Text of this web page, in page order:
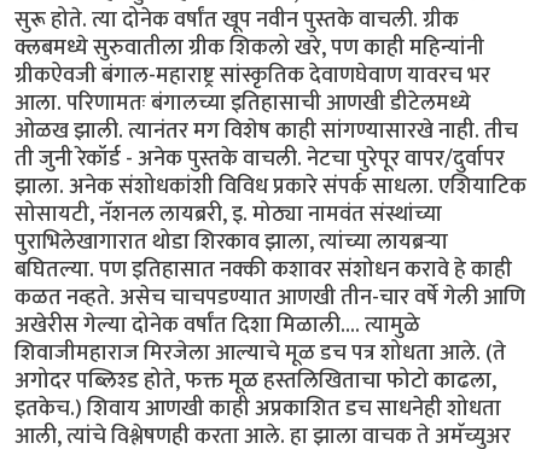
सुरू होते. त्या दोनेक वर्षांत खूप नवीन पुस्तके वाचली. ग्रीक
क्लबमध्ये सुरुवातीला ग्रीक शिकलो खरे, पण काही महिन्यांनी
ग्रीकऐवजी बंगाल-महाराष्ट्र सांस्कृतिक देवाणघेवाण यावरच भर
आला. परिणामतः बंगालच्या इतिहासाची आणखी डीटेलमध्ये
ओळख झाली. त्यानंतर मग विशेष काही सांगण्यासारखे नाही. तीच
ती जुनी रेकॉर्ड - अनेक पुस्तके वाचली. नेटचा पुरेपूर वापर/दुर्वापर
झाला. अनेक संशोधकांशी विविध प्रकारे संपर्क साधला. एशियाटिक
सोसायटी, नॅशनल लायब्ररी, इ. मोठ्या नामवंत संस्थांच्या
पुराभिलेखागारात थोडा शिरकाव झाला, त्यांच्या लायब्रर्‍या
बघितल्या. पण इतिहासात नक्की कशावर संशोधन करावे हे काही
कळत नव्हते. असेच चाचपडण्यात आणखी तीन-चार वर्षे गेली आणि
अखेरीस गेल्या दोनेक वर्षांत दिशा मिळाली.... त्यामुळे
शिवाजीमहाराज मिरजेला आल्याचे मूळ डच पत्र शोधता आले. (ते
अगोदर पब्लिश्ड होते, फक्त मूळ हस्तलिखिताचा फोटो काढला,
इतकेच.) शिवाय आणखी काही अप्रकाशित डच साधनेही शोधता
आली, त्यांचे विश्लेषणही करता आले. हा झाला वाचक ते अमॅच्युअर